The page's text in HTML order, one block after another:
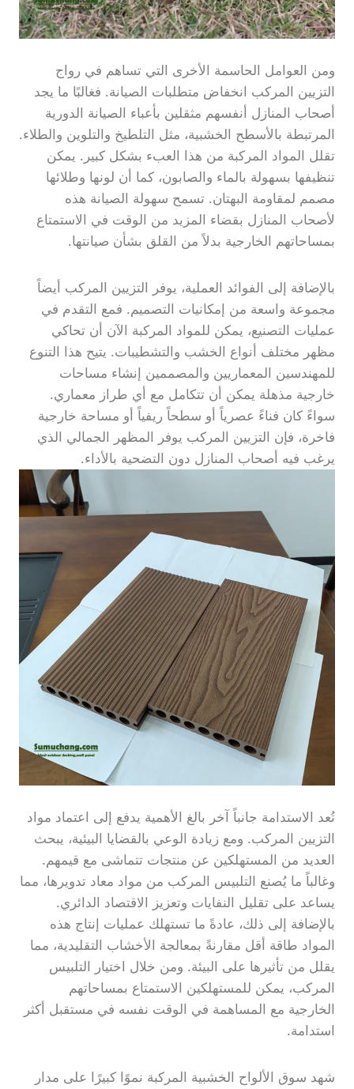
ومن العوامل الحاسمة الأخرى التي تساهم في رواج
التزيين المركب انخفاض متطلبات الصيانة. فغالبًا ما يجد
أصحاب المنازل أنفسهم مثقلين بأعباء الصيانة الدورية
المرتبطة بالأسطح الخشبية، مثل التلطيخ والتلوين والطلاء.
تقلل المواد المركبة من هذا العبء بشكل كبير. يمكن
تنظيفها بسهولة بالماء والصابون، كما أن لونها وطلائها
مصمم لمقاومة البهتان. تسمح سهولة الصيانة هذه
لأصحاب المنازل بقضاء المزيد من الوقت في الاستمتاع
بمساحاتهم الخارجية بدلاً من القلق بشأن صيانتها.
بالإضافة إلى الفوائد العملية، يوفر التزيين المركب أيضاً
مجموعة واسعة من إمكانيات التصميم. فمع التقدم في
عمليات التصنيع، يمكن للمواد المركبة الآن أن تحاكي
مظهر مختلف أنواع الخشب والتشطيبات. يتيح هذا التنوع
للمهندسين المعماريين والمصممين إنشاء مساحات
خارجية مذهلة يمكن أن تتكامل مع أي طراز معماري.
سواءً كان فناءً عصرياً أو سطحاً ريفياً أو مساحة خارجية
فاخرة، فإن التزيين المركب يوفر المظهر الجمالي الذي
يرغب فيه أصحاب المنازل دون التضحية بالأداء.
تُعد الاستدامة جانباً آخر بالغ الأهمية يدفع إلى اعتماد مواد
التزيين المركب. ومع زيادة الوعي بالقضايا البيئية، يبحث
العديد من المستهلكين عن منتجات تتماشى مع قيمهم.
وغالباً ما يُصنع التلبيس المركب من مواد معاد تدويرها، مما
يساعد على تقليل النفايات وتعزيز الاقتصاد الدائري.
بالإضافة إلى ذلك، عادةً ما تستهلك عمليات إنتاج هذه
المواد طاقة أقل مقارنةً بمعالجة الأخشاب التقليدية، مما
يقلل من تأثيرها على البيئة. ومن خلال اختيار التلبيس
المركب، يمكن للمستهلكين الاستمتاع بمساحاتهم
الخارجية مع المساهمة في الوقت نفسه في مستقبل أكثر
استدامة.
شهد سوق الألواح الخشبية المركبة نموًا كبيرًا على مدار